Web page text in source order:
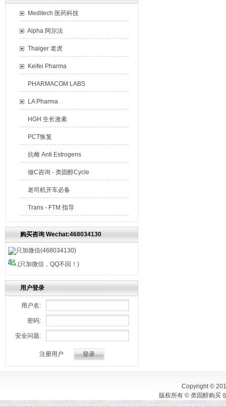
Meditech 医药科技
Alpha 阿尔法
Thaiger 老虎
Keifei Pharma
PHARMACOM LABS
LA Pharma
HGH 生长激素
PCT恢复
抗雌 Anti Estrogens
做C咨询 - 类固醇Cycle
老司机开车必备
Trans - FTM 指导
购买咨询 Wechat:468034130
只加微信(468034130)
.(只加微信，QQ不回！)
用户登录
用户名:
密码:
安全问题:
注册用户
Copyright ©
版权所有 © 类固醇购买